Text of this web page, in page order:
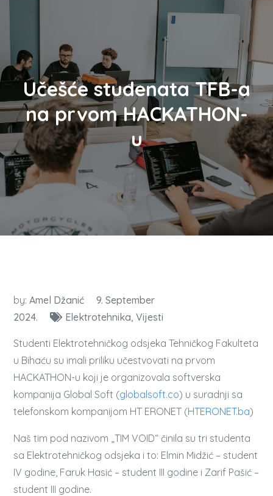
Učešće studenata TFB-a
na prvom HACKATHON-
u
by:Amel Džanić
9. September
2024.
Elektrotehnika Vijesti
Studenti Elektrotehničkog odsjeka Tehničkog Fakulteta
u Bihaću su imali priliku učestvovati na prvom
HACKATHON-u koji je organizovala softverska
kompanija Global Soft (globalsoft.co) u suradnji sa
telefonskom kompanijom HT ERONET (HTERONET.ba)
Naš tim pod nazivom „TIM VOID“ činila su tri studenta
sa Elektrotehničkog odsjeka i to: Elmin Midžić – student
IV godine, Faruk Hasić – student III godine i Zarif Pašić –
student III godine.